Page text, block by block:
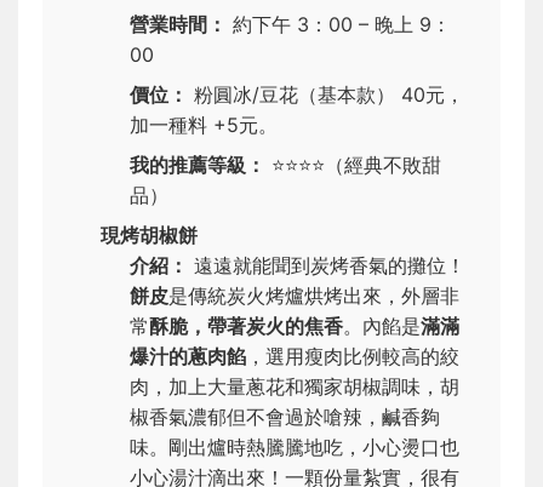
營業時間： 約下午 3：00 – 晚上 9：
00
價位： 粉圓冰/豆花（基本款） 40元，
加一種料 +5元。
我的推薦等級： ⭐⭐⭐⭐ （經典不敗甜
品）
現烤胡椒餅
介紹： 遠遠就能聞到炭烤香氣的攤位！
餅皮是傳統炭火烤爐烘烤出來，外層非
常酥脆，帶著炭火的焦香。內餡是滿滿
爆汁的蔥肉餡 ，選用瘦肉比例較高的絞
肉，加上大量蔥花和獨家胡椒調味，胡
椒香氣濃郁但不會過於嗆辣，鹹香夠
味。剛出爐時熱騰騰地吃，小心燙口也
小心湯汁滴出來！一顆份量紮實，很有